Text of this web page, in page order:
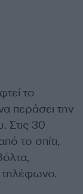
το
περάσει την
Στις 30
το σπίτι,
τηλέφωνο.